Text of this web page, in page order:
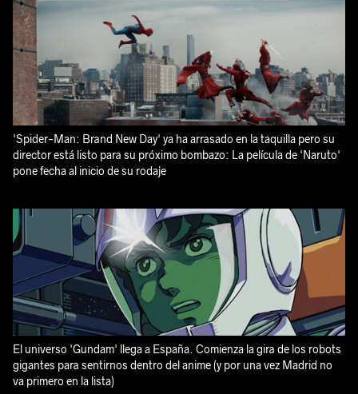
'Spider-Man: Brand New Day' ya ha arrasado en la taquilla pero su
director está listo para su próximo bombazo: La película de 'Naruto'
pone fecha al inicio de su rodaje
El universo 'Gundam' llega a España. Comienza la gira de los robots
gigantes para sentirnos dentro del anime (y por una vez Madrid no
va primero en la lista)